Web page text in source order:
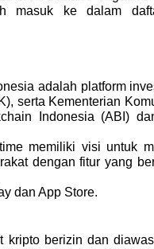
masuk ke dalam
adalah platform
serta Kementerian
Indonesia (ABI)
memiliki visi untuk
dengan fitur yang
dan App Store.
kripto berizin dan